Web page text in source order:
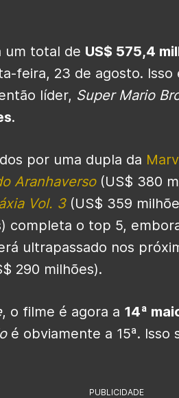
um total de US$ 575,4
feira, 23 de agosto. Isso
líder, Super Mario
.
por uma dupla da
Aranhaverso(US$ 380
Vol. 3(US$ 359
completa o top 5,
ultrapassado nos
290 milhões).
, o filme é agora a 14ª
é obviamente a 15ª. Isso
PUBLICIDADE